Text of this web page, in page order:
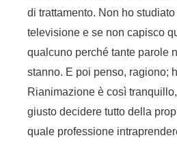
di trattamento. Non ho
televisione e se non capisco
qualcuno perché tante parole
stanno. E poi penso, ragiono;
Rianimazione è così
giusto decidere tutto della
quale professione